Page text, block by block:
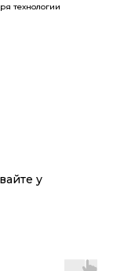
технологии
у